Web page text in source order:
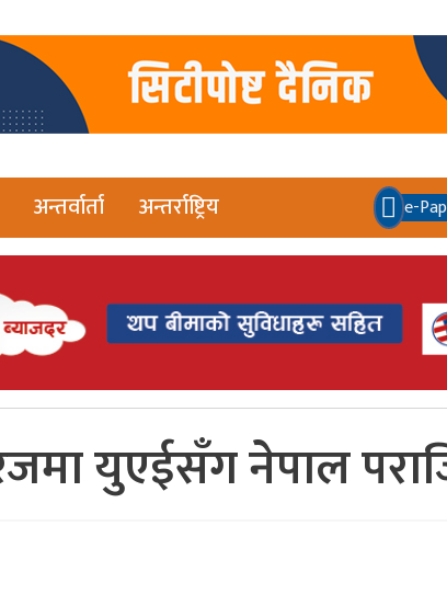
अन्तर्वार्ता अन्तर्राष्ट्रिय e-
युएईसँग नेपाल